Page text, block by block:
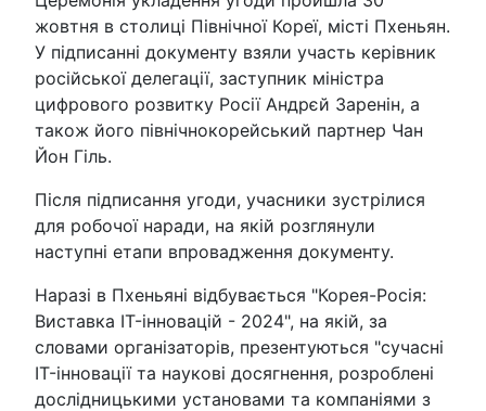
жовтня в столиці Північної Кореї, місті Пхеньян.
У підписанні документу взяли участь керівник
російської делегації, заступник міністра
цифрового розвитку Росії Андрєй Заренін, а
також його північнокорейський партнер Чан
Йон Гіль.
Після підписання угоди, учасники зустрілися
для робочої наради, на якій розглянули
наступні етапи впровадження документу.
Наразі в Пхеньяні відбувається "Корея-Росія:
Виставка IT-інновацій - 2024", на якій, за
словами організаторів, презентуються "сучасні
IT-інновації та наукові досягнення, розроблені
дослідницькими установами та компаніями з